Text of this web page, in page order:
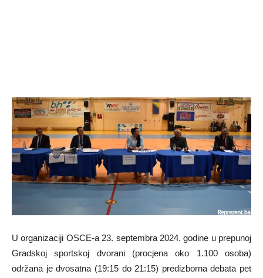
U organizaciji OSCE-a 23. septembra 2024. godine u prepunoj
Gradskoj sportskoj dvorani (procjena oko 1.100 osoba)
održana je dvosatna (19:15 do 21:15) predizborna debata pet